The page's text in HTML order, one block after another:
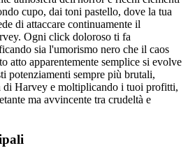
cupo, dai toni pastello, dove la tua
di attaccare continuamente il
Ogni click doloroso ti fa
sia l'umorismo nero che il caos
atto apparentemente semplice si evolve
potenziamenti sempre più brutali,
di Harvey e moltiplicando i tuoi profitti,
ma avvincente tra crudeltà e